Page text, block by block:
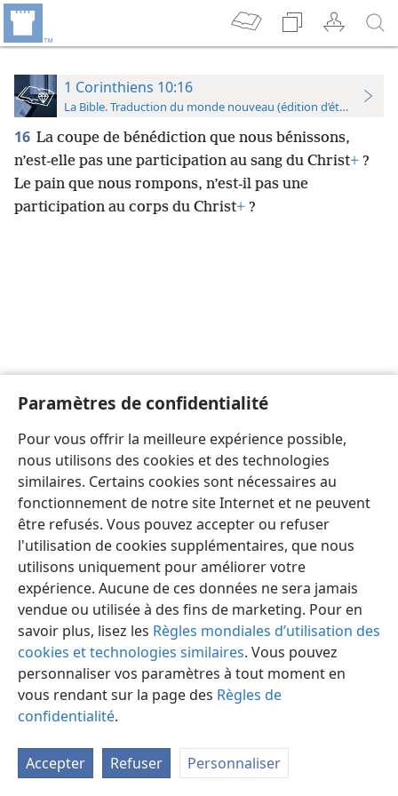
Paramètres de confidentialité
Pour vous offrir la meilleure expérience possible,
nous utilisons des cookies et des technologies
similaires. Certains cookies sont nécessaires au
fonctionnement de notre site Internet et ne peuvent
être refusés. Vous pouvez accepter ou refuser
l'utilisation de cookies supplémentaires, que nous
utilisons uniquement pour améliorer votre
expérience. Aucune de ces données ne sera jamais
vendue ou utilisée à des fins de marketing. Pour en
savoir plus, lisez les Règles mondiales d’utilisation des
cookies et technologies similaires. Vous pouvez
personnaliser vos paramètres à tout moment en
vous rendant sur la page des Règles de
confidentialité.
Accepter Refuser Personnaliser
1 Corinthiens 10:16
La Bible. Traduction du monde nouveau (édition d’étude)
16 La coupe de bénédiction que nous bénissons,
n’est-elle pas une participation au sang du Christ+ ?
Le pain que nous rompons, n’est-il pas une
participation au corps du Christ+ ?
Préférences
Copyright© 2026 Watch Tower Bible and Tract Society of Pennsylvania
Conditions d’utilisation
Règles de confidentialité
Paramètres de confidentialité
JW.ORG Se connecter